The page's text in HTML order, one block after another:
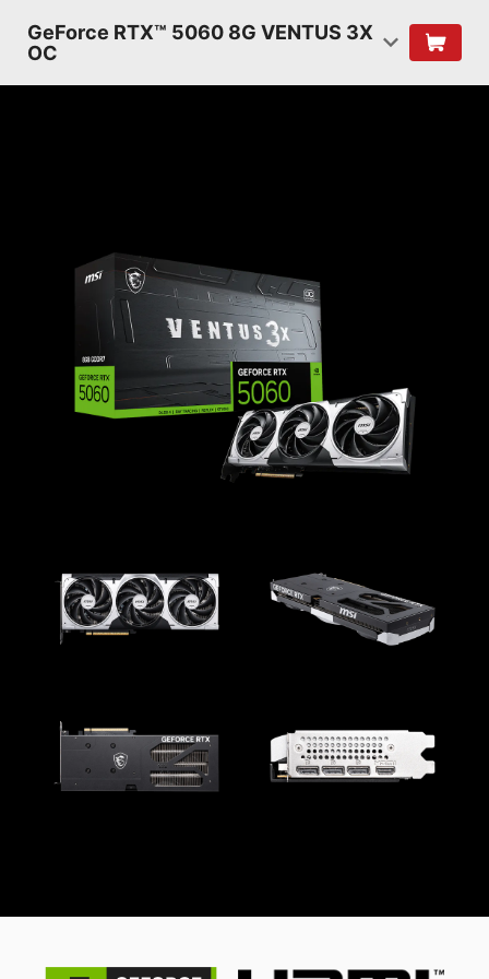
GeForce RTX™ 5060 8G VENTUS 3X
OC